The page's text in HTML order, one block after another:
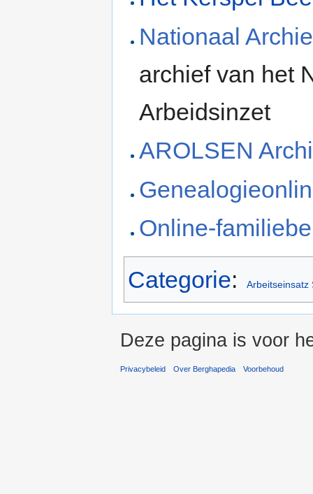
Nationaal
archief van het
Arbeidsinzet
AROLSEN
Online-
Categorie: Arbeitseinsatz
Deze pagina is voor
Privacybeleid Over Berghapedia Voorbehoud